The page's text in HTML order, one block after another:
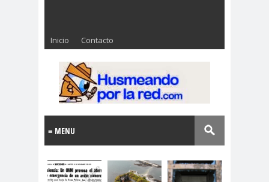
Inicio Contacto